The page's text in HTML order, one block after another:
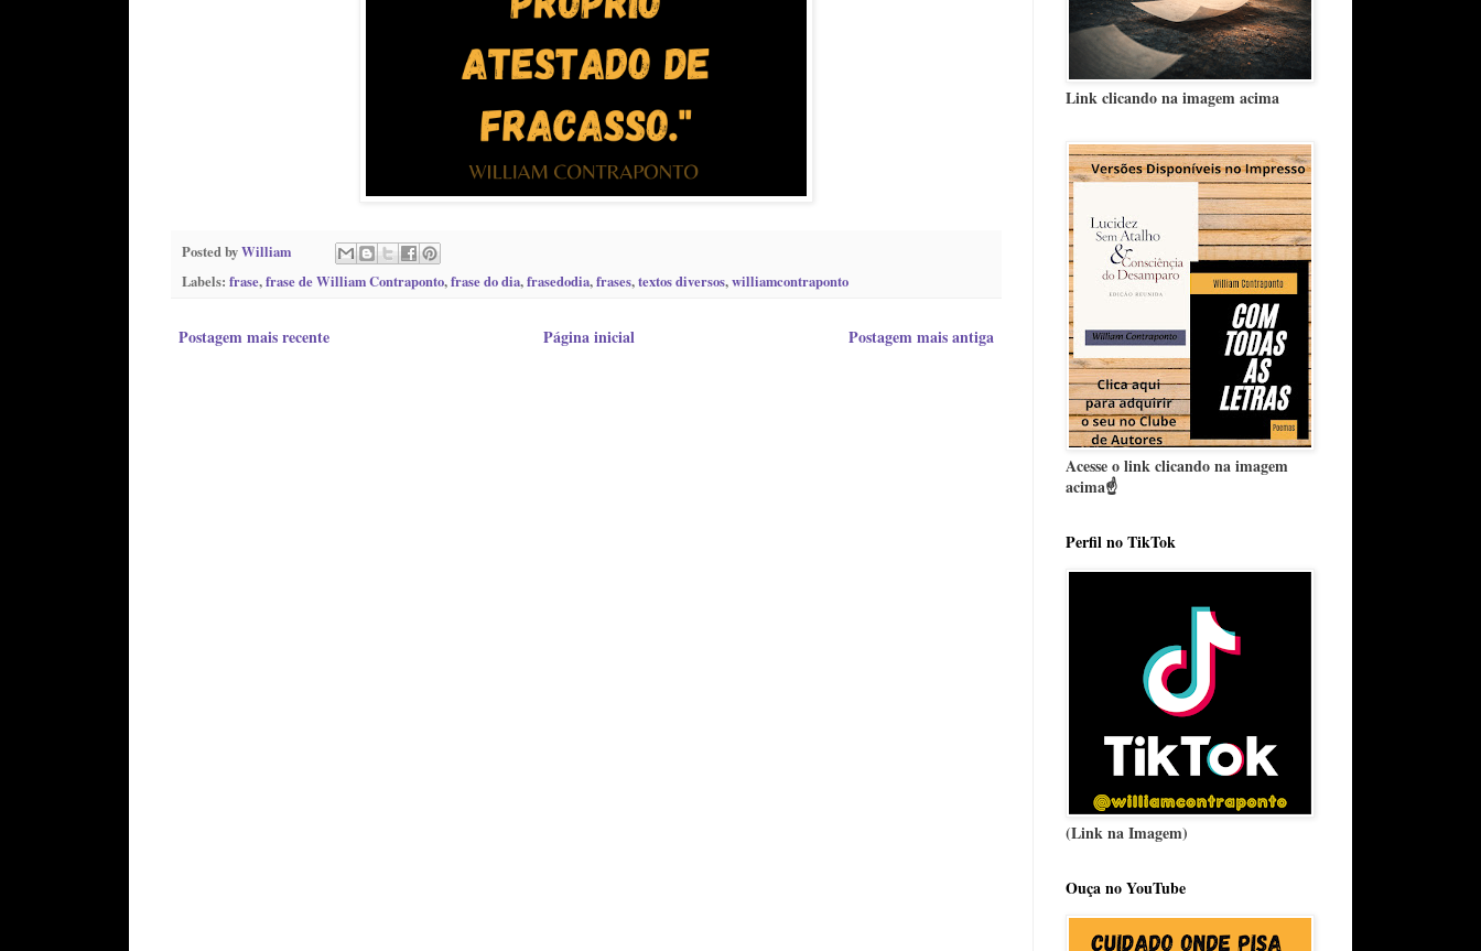
Posted byWilliam
Labels: frase,frase de William Contraponto,frase do dia,frasedodia,frases,textos diversos,williamcontraponto
Postagem mais recente Postagem mais antiga
Página inicial
Link clicando na imagem acima
Acesse o link clicando na imagem
acima☝️
Perfil no TikTok
(Link na Imagem)
Ouça no YouTube